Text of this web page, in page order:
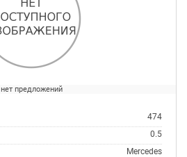
нет предложений
474
0.5
Mercedes